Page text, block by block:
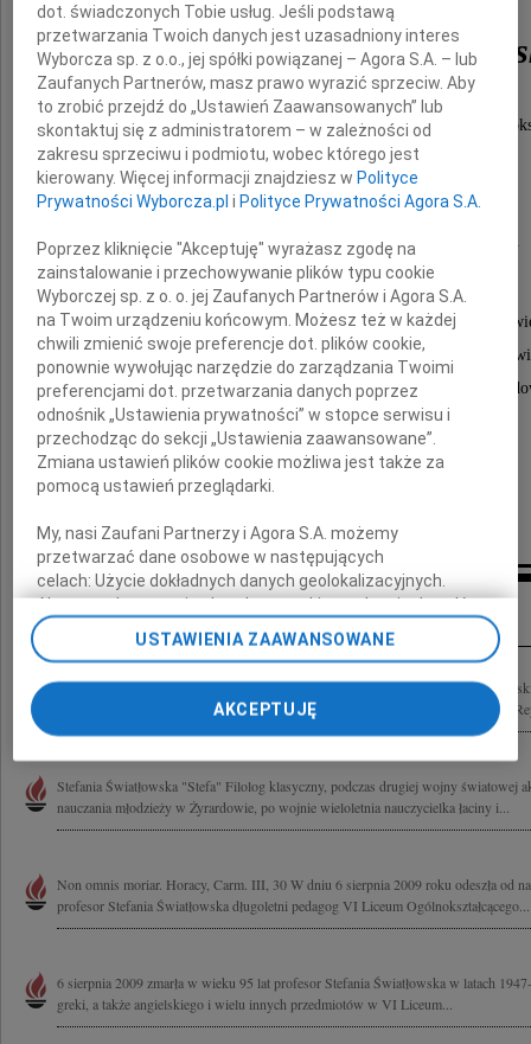
prof. Stefania
nauczycielka łaciny i wielu innych przedmiotów?w VI Liceum
Reytana w Warszawie
w latach 1947-1982,
wzór wiedzy, rzetelności, odwagi i wierności.
Pogrzeb Pani Profesor odbędzie się w
w poniedzialek, 10 sierpnia. Poprzedzi go msza
odprawiona o godzinie 13.00 w kościele w
przy ul. Kościelnej 12
Kondolencje
Z wielkim smutkiem przyjęliśmy wiadomość o śmierci profesor Stefanii
Wychowawczyni naszych synów w VI Liceum Ogólnokształcącym im. Tadeusza
Stefania Światłowska "Stefa" Filolog klasyczny, podczas drugiej wojny światowej
nauczania młodzieży w Żyrardowie, po wojnie wieloletnia nauczycielka łaciny i...
Non omnis moriar. Horacy, Carm. III, 30 W dniu 6 sierpnia 2009 roku odeszła od
profesor Stefania Światłowska długoletni pedagog VI Liceum Ogólnokształcącego...
6 sierpnia 2009 zmarła w wieku 95 lat profesor Stefania Światłowska w latach
greki, a także angielskiego i wielu innych przedmiotów w VI Liceum...
dot. świadczonych Tobie usług. Jeśli podstawą
przetwarzania Twoich danych jest uzasadniony interes
Wyborcza sp. z o.o., jej spółki powiązanej – Agora S.A. – lub
Zaufanych Partnerów, masz prawo wyrazić sprzeciw. Aby
to zrobić przejdź do „Ustawień Zaawansowanych” lub
skontaktuj się z administratorem – w zależności od
zakresu sprzeciwu i podmiotu, wobec którego jest
kierowany. Więcej informacji znajdziesz w Polityce
Prywatności Wyborcza.pl i Polityce Prywatności Agora S.A.
Poprzez kliknięcie "Akceptuję" wyrażasz zgodę na
zainstalowanie i przechowywanie plików typu cookie
Wyborczej sp. z o. o. jej Zaufanych Partnerów i Agora S.A.
na Twoim urządzeniu końcowym. Możesz też w każdej
chwili zmienić swoje preferencje dot. plików cookie,
ponownie wywołując narzędzie do zarządzania Twoimi
preferencjami dot. przetwarzania danych poprzez
odnośnik „Ustawienia prywatności” w stopce serwisu i
przechodząc do sekcji „Ustawienia zaawansowane”.
Zmiana ustawień plików cookie możliwa jest także za
pomocą ustawień przeglądarki.
My, nasi Zaufani Partnerzy i Agora S.A. możemy
przetwarzać dane osobowe w następujących
celach:Użycie dokładnych danych geolokalizacyjnych.
Aktywne skanowanie charakterystyki urządzenia do celów
identyfikacji. Przechowywanie informacji na urządzeniu lub
dostęp do nich. Spersonalizowane reklamy i treści, pomiar
Lista Zaufanych Partnerów
USTAWIENIA ZAAWANSOWANE
AKCEPTUJĘ